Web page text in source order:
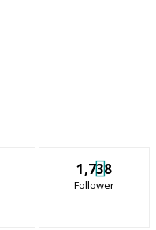
1,738
Follower